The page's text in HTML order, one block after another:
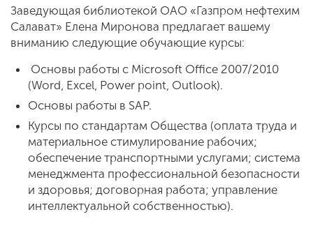
Заведующая библиотекой ОАО «Газпром нефтехим
Салават» Елена Миронова пред­лагает вашему
вниманию следующие об­учающие курсы:
Основы работы с Microsoft Office 2007/2010
(Word, Excel, Power point, Out­look).
Основы работы в SAP.
Курсы по стандартам Общества (опла­та труда и
материальное стимулирование рабочих;
обеспечение транспортными ус­лугами; система
менеджмента профессиональной безопасности
и здоровья; договор­ная работа; управление
интеллектуальной собственностью).